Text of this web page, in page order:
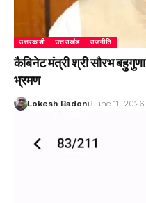
उत्तरकाशी उत्तराखंड राजनीति
कैबिनेट मंत्री श्री सौरभ
भ्रमण
Lokesh Badoni June 11, 2026